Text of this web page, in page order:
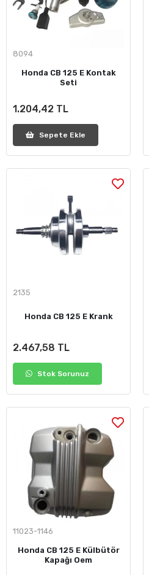
8094
Honda CB 125 E Kontak
Seti
1.204,42 TL
Sepete Ekle
2135
Honda CB 125 E Krank
2.467,58 TL
Stok Sorunuz
11023-1146
Honda CB 125 E Külbütör
Kapağı Oem